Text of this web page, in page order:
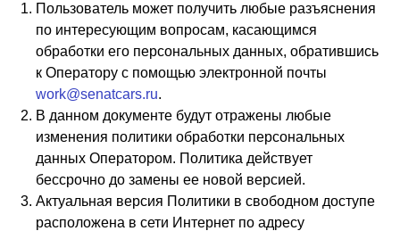
Пользователь может получить любые разъяснения
по интересующим вопросам, касающимся
обработки его персональных данных, обратившись
к Оператору с помощью электронной почты
work@senatcars.ru.
В данном документе будут отражены любые
изменения политики обработки персональных
данных Оператором. Политика действует
бессрочно до замены ее новой версией.
Актуальная версия Политики в свободном доступе
расположена в сети Интернет по адресу